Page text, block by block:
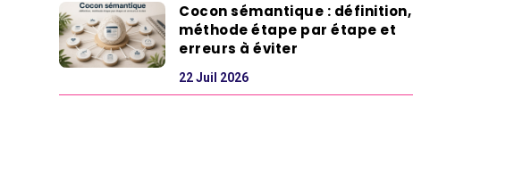
Cocon sémantique : définition,
méthode étape par étape et
erreurs à éviter
22 Juil 2026